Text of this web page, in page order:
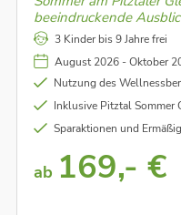
beeindruckende
Höhenluft. Genieße das
Wiesen und kristallklare
3 Kinder bis 9 Jahre frei
August 2026 - Oktober
Nutzung des Wellnessbereichs im 50m
Inklusive Pitztal Sommer Card mit vielen tollen
Sparaktionen und
ab 169,- €